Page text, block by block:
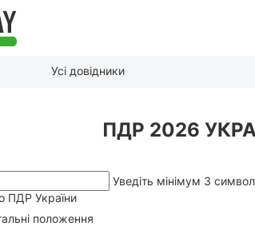
Усі довідники
ПДР 2026
Уведіть мінімум 3
ПДР України
положення